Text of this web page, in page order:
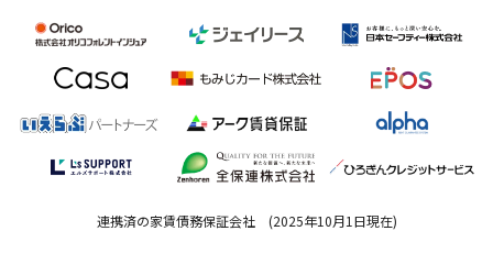
連携済の家賃債務保証会社 (2025年10月1日現在)